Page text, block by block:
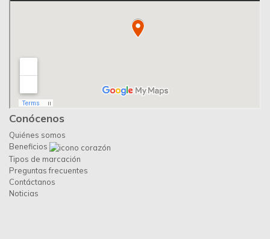
Conócenos
Quiénes somos
Beneficios
Tipos de marcación
Preguntas frecuentes
Contáctanos
Noticias